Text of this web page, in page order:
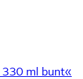
330 ml bunt«